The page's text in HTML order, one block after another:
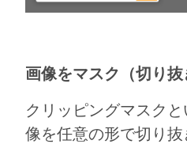
画像をマスク（切り抜
クリッピングマスク
像を任意の形で切り